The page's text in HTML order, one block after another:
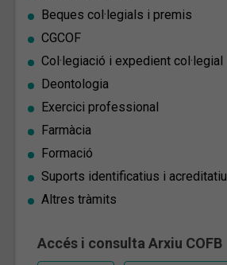
Beques col·legials i premis
CGCOF
Col·legiació i expedient col·legial
Deontologia
Exercici professional
Farmàcia
Formació
Suports identificatius i
Altres tràmits
Accés i consulta Arxiu COFB